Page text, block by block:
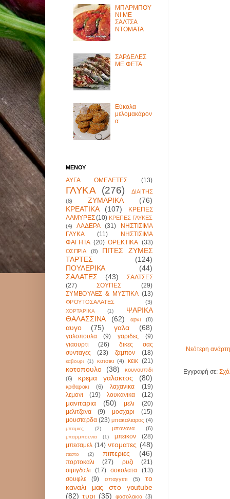
Νεότερη
Εγγραφή σε:
ΜΠΑΡΜΠΟΥ
ΝΙ ΜΕ
ΣΑΛΤΣΑ
ΝΤΟΜΑΤΑ
ΣΑΡΔΕΛΕΣ
ΜΕ ΦΕΤΑ
Εύκολα
μελομακάρον
α
ΜΕΝΟΥ
ΑΥΓΑ ΟΜΕΛΕΤΕΣ (13)
ΓΛΥΚΑ (276)
ΔΙΑΙΤΗΣ
(8)
ΖΥΜΑΡΙΚΑ
(76)
ΚΡΕΑΤΙΚΑ
(107)
ΚΡΕΠΕΣ
ΑΛΜΥΡΕΣ (10) ΚΡΕΠΕΣ ΓΛΥΚΕΣ
(4)
ΛΑΔΕΡΑ (31)
ΝΗΣΤΙΣΙΜΑ
ΓΛΥΚΑ
(11)
ΝΗΣΤΙΣΙΜΑ
ΦΑΓΗΤΑ (20) ΟΡΕΚΤΙΚΑ (33)
ΟΣΠΡΙΑ (8)
ΠΙΤΕΣ ΖΥΜΕΣ
ΤΑΡΤΕΣ
(124)
ΠΟΥΛΕΡΙΚΑ
(44)
ΣΑΛΑΤΕΣ
(43)
ΣΑΛΤΣΕΣ
(27)
ΣΟΥΠΕΣ
(29)
ΣΥΜΒΟΥΛΕΣ & ΜΥΣΤΙΚΑ (13)
ΦΡΟΥΤΟΣΑΛΑΤΕΣ (3)
ΧΟΡΤΑΡΙΚΑ (1)
ΨΑΡΙΚΑ
ΘΑΛΑΣΣΙΝΑ
(62) αρνι (8)
αυγο (75) γαλα (68)
γαλοπουλα (9) γαριδες
(9)
γιαουρτι
(26)
δικες σας
συνταγες
(23) ζαμπον (18)
καβουρι (1) κατσικι (4) κεικ (21)
κοτοπουλο (38)
κουνουπιδι
(6)
κρεμα γαλακτος (80)
κριθαρακι (6) λαχανικα
(19)
λεμονι
(19) λουκανικα (12)
μανιταρια (50) μελι
(20)
μελιτζανα
(9) μοσχαρι
(15)
μουσταρδα (23) μπακαλιαρος (4)
μπαμιες (2) μπανανα (6)
μπαρμπουνια (1) μπεικον
(28)
μπεσαμελ (14) ντοματες (48)
πεστο (2) πιπεριες (46)
πορτοκαλι (27) ρυζι
(21)
σιμιγδαλι
(17) σοκολατα
(13)
σουφλε
(9) σπαγγετι (5)
το
καναλι μας στο youtube
(82) τυρι (35) φασολακια (3)